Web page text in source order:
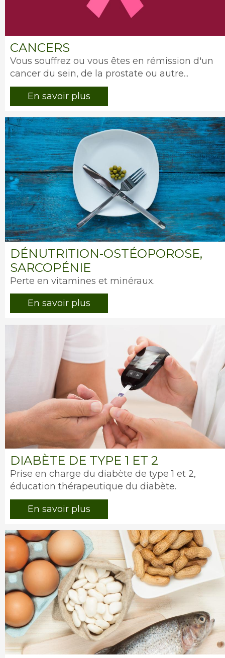
CANCERS
Intro
Vous souffrez ou vous êtes en rémission d'un
cancer du sein, de la prostate ou autre...
En savoir plus
Image
DÉNUTRITION-OSTÉOPOROSE,
SARCOPÉNIE
Intro
Perte en vitamines et minéraux.
En savoir plus
DIABÈTE DE TYPE 1 ET 2
Intro
Prise en charge du diabète de type 1 et 2,
éducation thérapeutique du diabète.
En savoir plus
Image